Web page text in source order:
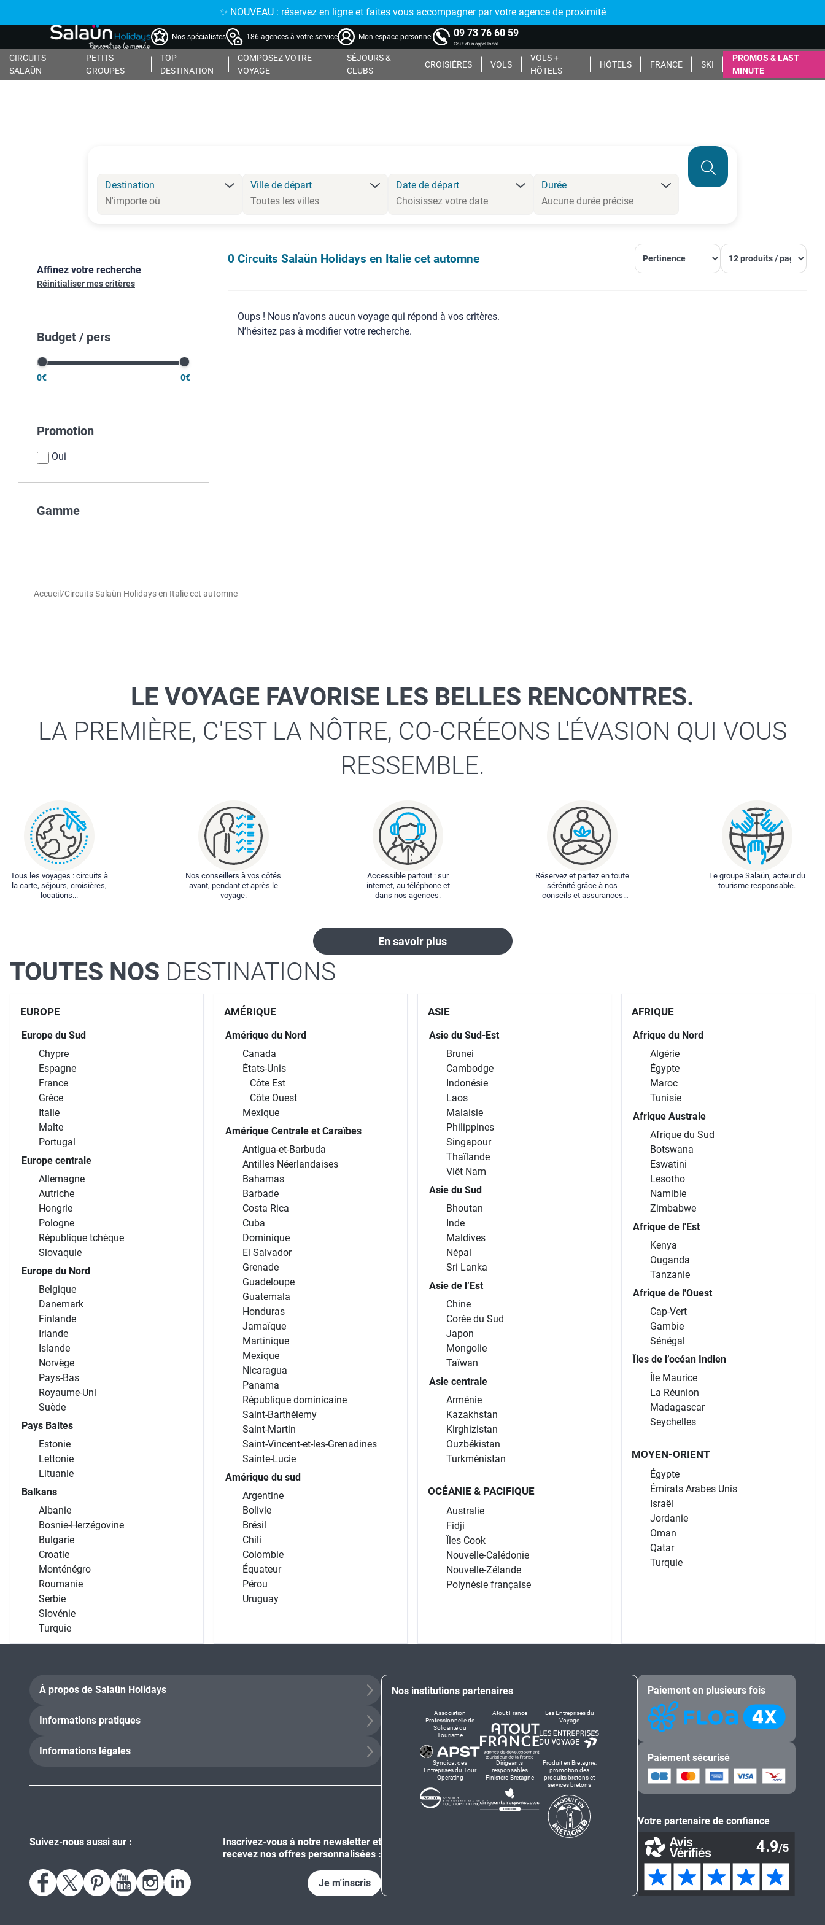
✨ NOUVEAU : réservez en ligne et faites vous accompagner par votre agence de proximité
Nos spécialistes 186 agences à votre service Mon espace personnel 09 73 76 60 59
Coût d'un appel local
CIRCUITS
SALAÜN
PETITS
GROUPES
TOP
DESTINATION
COMPOSEZ VOTRE
VOYAGE
SÉJOURS &
CLUBS
CROISIÈRES VOLS
VOLS +
HÔTELS
HÔTELS FRANCE SKI
PROMOS & LAST
MINUTE
Destination Ville de départ Date de départ Durée
Affinez votre recherche
Réinitialiser mes critères
Budget / pers
0€ 0€
Promotion
Oui
Gamme
0 Circuits Salaün Holidays en Italie cet automne
Oups ! Nous n’avons aucun voyage qui répond à vos critères.
N’hésitez pas à modifier votre recherche.
Accueil /Circuits Salaün Holidays en Italie cet automne
LE VOYAGE FAVORISE LES BELLES RENCONTRES.
LA PREMIÈRE, C'EST LA NÔTRE, CO-CRÉEONS L'ÉVASION QUI VOUS
RESSEMBLE.
Tous les voyages : circuits à
la carte, séjours, croisières,
locations...
Nos conseillers à vos côtés
avant, pendant et après le
voyage.
Accessible partout : sur
internet, au téléphone et
dans nos agences.
Réservez et partez en toute
sérénité grâce à nos
conseils et assurances
Le groupe Salaün, acteur du
tourisme responsable.
En savoir plus
TOUTES NOS DESTINATIONS
EUROPE
Europe du Sud
Chypre
Espagne
France
Grèce
Italie
Malte
Portugal
Europe centrale
Allemagne
Autriche
Hongrie
Pologne
République tchèque
Slovaquie
Europe du Nord
Belgique
Danemark
Finlande
Irlande
Islande
Norvège
Pays-Bas
Royaume-Uni
Suède
Pays Baltes
Estonie
Lettonie
Lituanie
Balkans
Albanie
Bosnie-Herzégovine
Bulgarie
Croatie
Monténégro
Roumanie
Serbie
Slovénie
Turquie
AMÉRIQUE
Amérique du Nord
Canada
États-Unis
Côte Est
Côte Ouest
Mexique
Amérique Centrale et Caraïbes
Antigua-et-Barbuda
Antilles Néerlandaises
Bahamas
Barbade
Costa Rica
Cuba
Dominique
El Salvador
Grenade
Guadeloupe
Guatemala
Honduras
Jamaïque
Martinique
Mexique
Nicaragua
Panama
République dominicaine
Saint-Barthélemy
Saint-Martin
Saint-Vincent-et-les-Grenadines
Sainte-Lucie
Amérique du sud
Argentine
Bolivie
Brésil
Chili
Colombie
Équateur
Pérou
Uruguay
ASIE
Asie du Sud-Est
Brunei
Cambodge
Indonésie
Laos
Malaisie
Philippines
Singapour
Thaïlande
Viêt Nam
Asie du Sud
Bhoutan
Inde
Maldives
Népal
Sri Lanka
Asie de l’Est
Chine
Corée du Sud
Japon
Mongolie
Taïwan
Asie centrale
Arménie
Kazakhstan
Kirghizistan
Ouzbékistan
Turkménistan
OCÉANIE & PACIFIQUE
Australie
Fidji
Îles Cook
Nouvelle-Calédonie
Nouvelle-Zélande
Polynésie française
AFRIQUE
Afrique du Nord
Algérie
Égypte
Maroc
Tunisie
Afrique Australe
Afrique du Sud
Botswana
Eswatini
Lesotho
Namibie
Zimbabwe
Afrique de l'Est
Kenya
Ouganda
Tanzanie
Afrique de l'Ouest
Cap-Vert
Gambie
Sénégal
Îles de l’océan Indien
Île Maurice
La Réunion
Madagascar
Seychelles
MOYEN-ORIENT
Égypte
Émirats Arabes Unis
Israël
Jordanie
Oman
Qatar
Turquie
Suivez-nous aussi sur :
Inscrivez-vous à notre newsletter et
recevez nos offres personnalisées :
Je m'inscris
À propos de Salaün Holidays
Informations pratiques
Informations légales
Nos institutions partenaires
Association
Professionnelle de
Solidarité du
Tourisme
Atout France
Les Entreprises du
Voyage
Syndicat des
Entreprises du Tour
Operating
Dirigeants
responsables
Finistère-Bretagne
Produit en Bretagne,
promotion des
produits bretons et
services bretons
Paiement en plusieurs fois
Paiement sécurisé
Votre partenaire de confiance